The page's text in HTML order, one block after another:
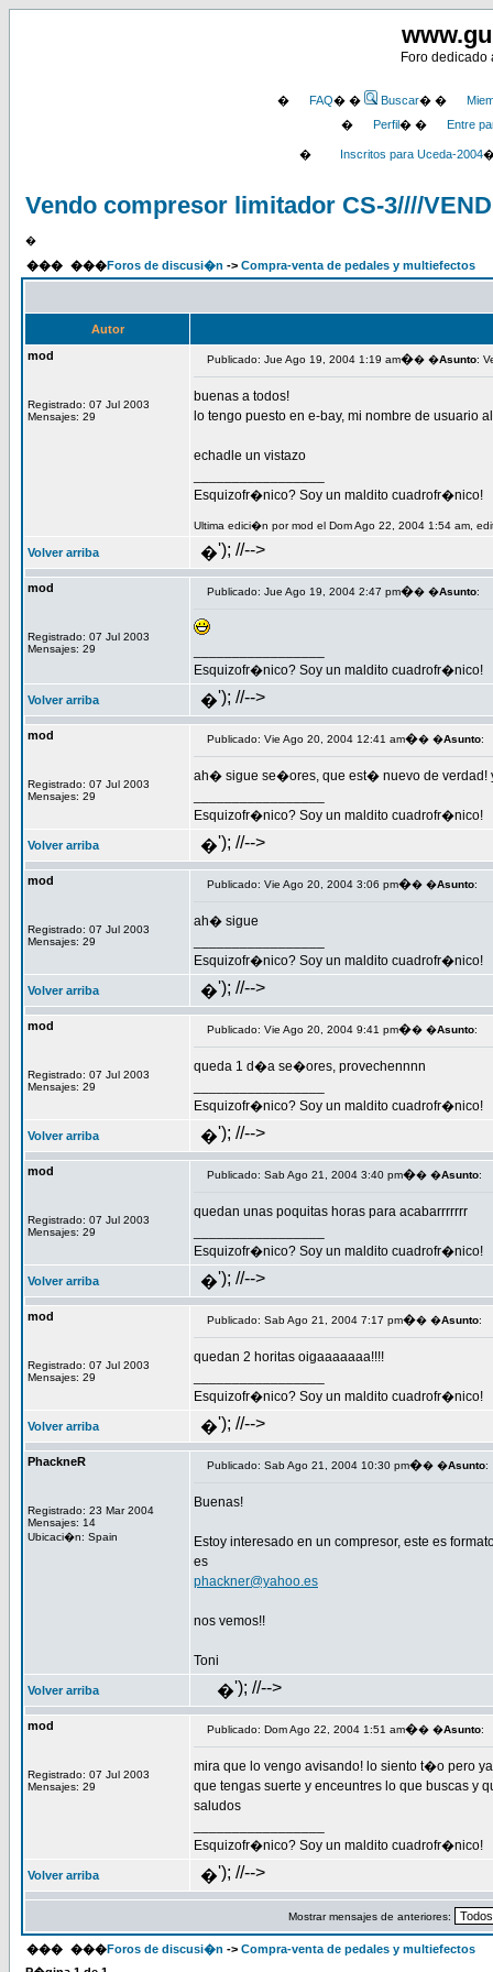
Foro dedicado
� FAQ� � Buscar� �
�
Perfil� � Entre
� Inscritos para Uceda-2004
Vendo compresor limitador CS-3////
�
��� ���Foros de discusi�n -> Compra-venta de pedales y multiefectos
Autor
mod
Registrado: 07 Jul 2003
Mensajes: 29
Publicado: Jue Ago 19, 2004 1:19 am�� �Asunto:
buenas a todos!
lo tengo puesto en e-bay, mi nombre de
echadle un vistazo
Esquizofr�nico? Soy un maldito cuadrofr�nico!
Ultima edici�n por mod el Dom Ago 22, 2004 1:54 am,
Volver arriba �'); //-->
mod
Registrado: 07 Jul 2003
Mensajes: 29
Publicado: Jue Ago 19, 2004 2:47 pm�� �Asunto:
Esquizofr�nico? Soy un maldito cuadrofr�nico!
Volver arriba �'); //-->
mod
Registrado: 07 Jul 2003
Mensajes: 29
Publicado: Vie Ago 20, 2004 12:41 am�� �Asunto:
ah� sigue se�ores, que est� nuevo de verdad!
Esquizofr�nico? Soy un maldito cuadrofr�nico!
Volver arriba �'); //-->
mod
Registrado: 07 Jul 2003
Mensajes: 29
Publicado: Vie Ago 20, 2004 3:06 pm�� �Asunto:
ah� sigue
Esquizofr�nico? Soy un maldito cuadrofr�nico!
Volver arriba �'); //-->
mod
Registrado: 07 Jul 2003
Mensajes: 29
Publicado: Vie Ago 20, 2004 9:41 pm�� �Asunto:
queda 1 d�a se�ores, provechennnn
Esquizofr�nico? Soy un maldito cuadrofr�nico!
Volver arriba �'); //-->
mod
Registrado: 07 Jul 2003
Mensajes: 29
Publicado: Sab Ago 21, 2004 3:40 pm�� �Asunto:
quedan unas poquitas horas para acabarrrrrrr
Esquizofr�nico? Soy un maldito cuadrofr�nico!
Volver arriba �'); //-->
mod
Registrado: 07 Jul 2003
Mensajes: 29
Publicado: Sab Ago 21, 2004 7:17 pm�� �Asunto:
quedan 2 horitas oigaaaaaaa!!!!
Esquizofr�nico? Soy un maldito cuadrofr�nico!
Volver arriba �'); //-->
PhackneR
Registrado: 23 Mar 2004
Mensajes: 14
Ubicaci�n: Spain
Publicado: Sab Ago 21, 2004 10:30 pm�� �Asunto:
Buenas!
Estoy interesado en un compresor, este es
es
phackner@yahoo.es
nos vemos!!
Toni
Volver arriba �'); //-->
mod
Registrado: 07 Jul 2003
Mensajes: 29
Publicado: Dom Ago 22, 2004 1:51 am�� �Asunto:
mira que lo vengo avisando! lo siento t�o pero
que tengas suerte y enceuntres lo que buscas y
saludos
Esquizofr�nico? Soy un maldito cuadrofr�nico!
Volver arriba �'); //-->
Mostrar mensajes de anteriores:
��� ���Foros de discusi�n -> Compra-venta de pedales y multiefectos